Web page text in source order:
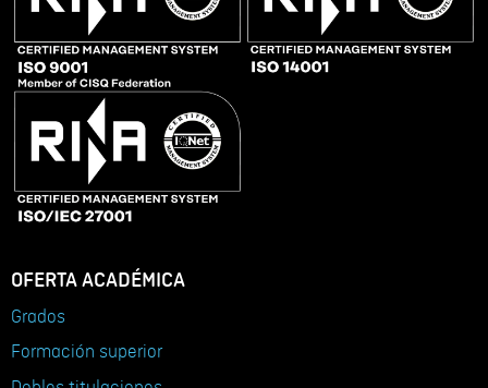
OFERTA ACADÉMICA
Grados
Formación superior